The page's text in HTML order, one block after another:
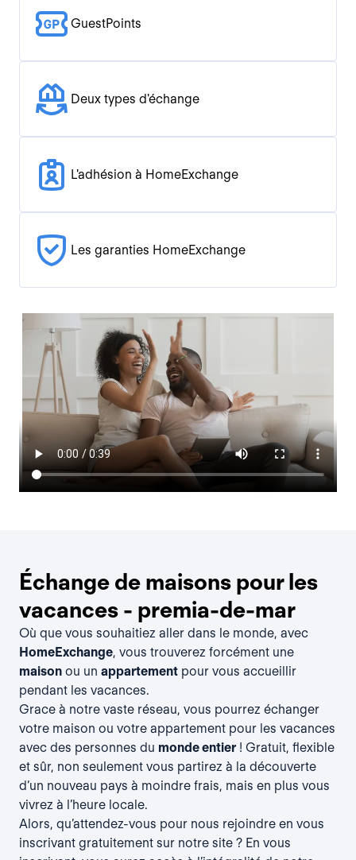
GuestPoints
Deux types d'échange
L'adhésion à HomeExchange
Les garanties HomeExchange
Échange de maisons pour les
vacances - premia-de-mar
Où que vous souhaitiez aller dans le monde, avec
HomeExchange, vous trouverez forcément une
maison ou un appartement pour vous accueillir
pendant les vacances.
Grace à notre vaste réseau, vous pourrez échanger
votre maison ou votre appartement pour les vacances
avec des personnes du monde entier ! Gratuit, flexible
et sûr, non seulement vous partirez à la découverte
d’un nouveau pays à moindre frais, mais en plus vous
vivrez à l’heure locale.
Alors, qu’attendez-vous pour nous rejoindre en vous
inscrivant gratuitement sur notre site ? En vous